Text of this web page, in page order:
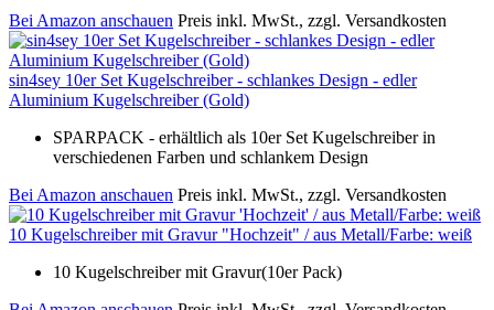
Bei Amazon anschauen Preis inkl. MwSt., zzgl. Versandkosten
sin4sey 10er Set Kugelschreiber - schlankes Design - edler
Aluminium Kugelschreiber (Gold)
SPARPACK - erhältlich als 10er Set Kugelschreiber in
verschiedenen Farben und schlankem Design
Bei Amazon anschauen Preis inkl. MwSt., zzgl. Versandkosten
10 Kugelschreiber mit Gravur "Hochzeit" / aus Metall/Farbe: weiß
10 Kugelschreiber mit Gravur(10er Pack)